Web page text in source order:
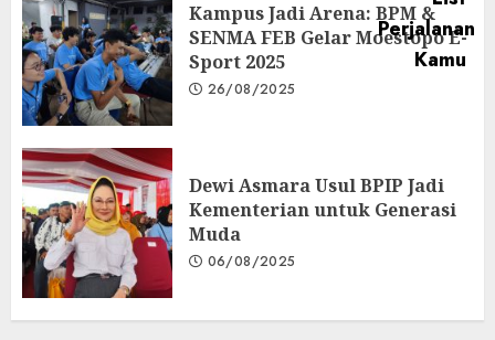
Kampus Jadi Arena: BPM &
SENMA FEB Gelar Moestopo E-
Sport 2025
26/08/2025
Dewi Asmara Usul BPIP Jadi
Kementerian untuk Generasi
Muda
06/08/2025